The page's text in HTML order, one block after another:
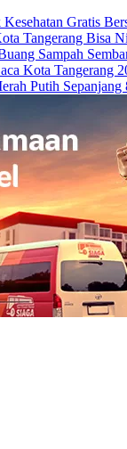
Kesehatan Gratis
Tangerang Bisa
Sampah
Kota Tangerang
Putih Sepanjang